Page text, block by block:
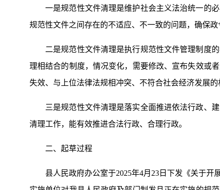
一是规范性文件清理是维护社会主义法治统一的
规范性文件之间存在的不适应、不一致的问题，确保政
二是规范性文件清理是执行规范性文件管理制度
理相结合的制度，情况变化，需要修改、宣布失效或
失效、与上位法律法规相冲突、不符合社会经济发展
三是规范性文件清理是落实全面推进依法行政、
清理工作，能有效推进合法行政、合理行政。
二、起草过程
县人民政府办公室于2025年4月23日下发《关于